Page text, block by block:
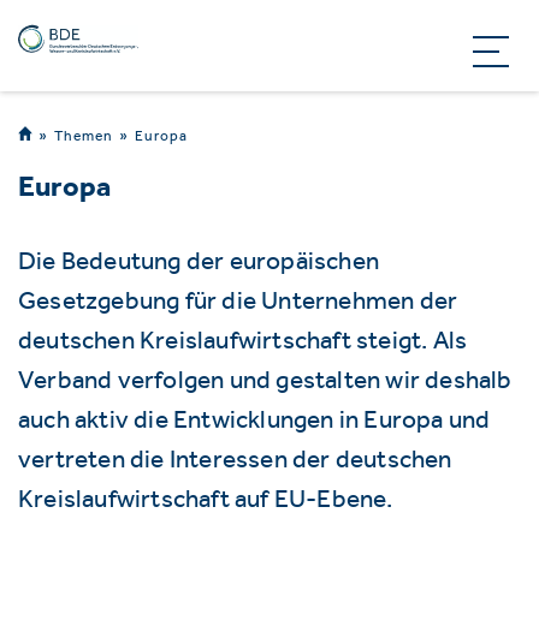
Themen Europa
Europa
Die Bedeutung der europäischen
Gesetzgebung für die Unternehmen der
deutschen Kreislaufwirtschaft steigt. Als
Verband verfolgen und gestalten wir deshalb
auch aktiv die Entwicklungen in Europa und
vertreten die Interessen der deutschen
Kreislaufwirtschaft auf EU-Ebene.